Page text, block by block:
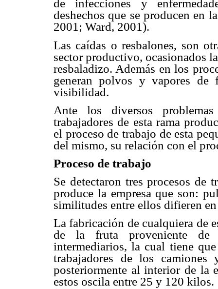
de infecciones y
deshechos que se producen en
2001; Ward, 2001).
Las caídas o resbalones, son
sector productivo, ocasionados
resbaladizo. Además en los
generan polvos y vapores
visibilidad.
Ante los diversos
trabajadores de esta rama
el proceso de trabajo de esta
del mismo, su relación con el
Proceso de trabajo
Se detectaron tres procesos de
produce la empresa que son:
similitudes entre ellos difieren
La fabricación de cualquiera de
de la fruta proveniente de
intermediarios,la cual tiene
trabajadores de los
posteriormente al interior de la
estos oscila entre 25 y 120 kilos.